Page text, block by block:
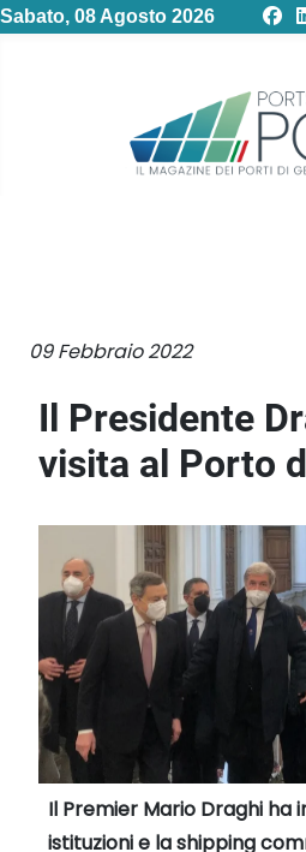
Sabato, 08 Agosto 2026
09 Febbraio 2022
Il Presidente
visita al Porto
Il Premier Mario Draghi ha
istituzioni e la shipping